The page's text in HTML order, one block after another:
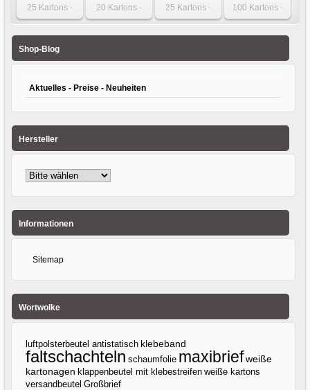
25 Kartons -
Karton 300 x 215
einwellig
20 Kartons -
Karton 350 x 300
25 Kartons -
Karton 195 x 120
100 Kartons -
Karton 200 x 145
Shop-Blog
Aktuelles - Preise - Neuheiten
Hersteller
Informationen
Sitemap
Wortwolke
luftpolsterbeutel antistatisch klebeband
faltschachteln schaumfolie maxibrief weiße
kartonagen klappenbeutel mit klebestreifen weiße kartons
versandbeutel Großbrief